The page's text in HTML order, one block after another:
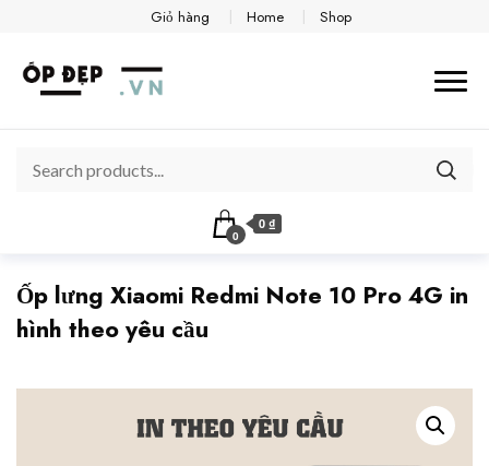
Giỏ hàng Home Shop
0
0 ₫
Ốp lưng Xiaomi Redmi Note 10 Pro 4G in
hình theo yêu cầu